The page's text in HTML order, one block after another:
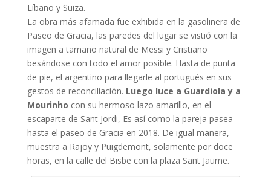
Líbano y Suiza.
La obra más afamada fue exhibida en la gasolinera de
Paseo de Gracia, las paredes del lugar se vistió con la
imagen a tamaño natural de Messi y Cristiano
besándose con todo el amor posible. Hasta de punta
de pie, el argentino para llegarle al portugués en sus
gestos de reconciliación. Luego luce a Guardiola y a
Mourinho con su hermoso lazo amarillo, en el
escaparte de Sant Jordi, Es así como la pareja pasea
hasta el paseo de Gracia en 2018. De igual manera,
muestra a Rajoy y Puigdemont, solamente por doce
horas, en la calle del Bisbe con la plaza Sant Jaume.